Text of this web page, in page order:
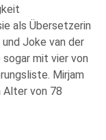
als Übersetzerin
Joke van der
mit vier von
Mirjam
Alter von 78